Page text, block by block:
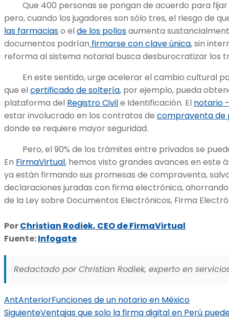
Que 400 personas se pongan de acuerdo para fijar
pero, cuando los jugadores son sólo tres, el riesgo de
las farmaciaso elde los pollosaumenta
documentos podrían firmarse con clave única, sin
reforma al sistema notarial busca desburocratizar los
En este sentido, urge acelerar el cambio cultural
que elcertificado de soltería, por ejemplo, pueda
plataforma del Registro Civile Identificación. El notario
estar involucrado en los contratos de compraventa de
donde se requiere mayor seguridad.
Pero, el 90% de los trámites entre privados se
En FirmaVirtual, hemos visto grandes avances en este
ya están firmando sus promesas de compraventa,
declaraciones juradas con firma electrónica,
de la Ley sobre Documentos Electrónicos, Firma
PorChristian Rodiek, CEO de FirmaVirtual
Fuente:Infogate
Redactado por Christian Rodiek, experto en
AntAnteriorFunciones de un notario en México
SiguienteVentajas que solo la firma digital en Perú